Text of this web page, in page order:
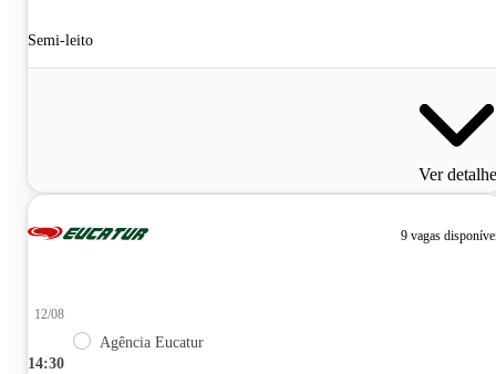
Semi-leito
Ver
9 vagas
14:30
12/08
Agência Eucatur